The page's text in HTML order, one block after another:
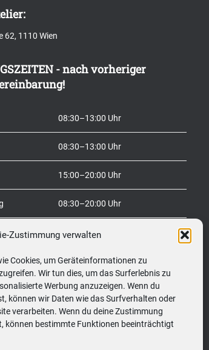
Zustimmung verwalten
Cookies, um Geräteinformationen zu
Wir tun dies, um das Surferlebnis zu
Werbung anzuzeigen. Wenn du
können wir Daten wie das Surfverhalten oder
verarbeiten. Wenn du deine Zustimmung
können bestimmte Funktionen beeinträchtigt
62, 1110 Wien
- nach vorheriger
08:30–13:00 Uhr
08:30–13:00 Uhr
15:00–20:00 Uhr
08:30–20:00 Uhr
08:30–20:00 Uhr
09:00–12:00 Uhr
geschlossen
10548898